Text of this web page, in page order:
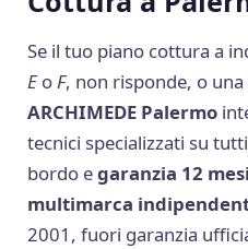
Se il tuo piano cottura a
Eo F, non risponde, o
ARCHIMEDE Palermo
tecnici specializzati su
bordo egaranzia 12 mesi
multimarca
2001, fuori garanzia